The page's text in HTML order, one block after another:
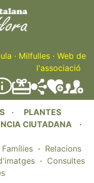
· Milfulles · Web de
l'associació
· PLANTES
CIUTADANA ·
Famílies · Relacions
· Consultes